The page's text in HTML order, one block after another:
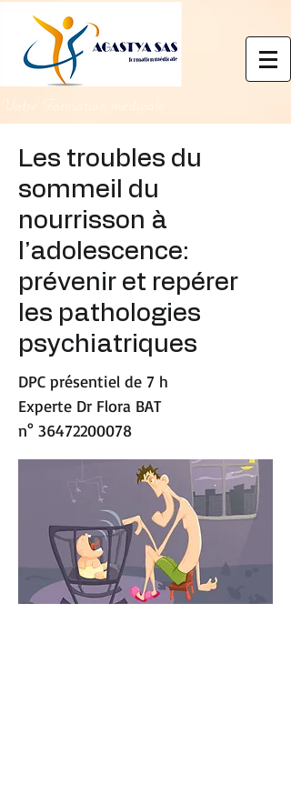
Votre Formation médicale
Les troubles du
sommeil du
nourrisson à
l’adolescence:
prévenir et repérer
les pathologies
psychiatriques
DPC présentiel de 7 h
Experte Dr Flora BAT
n° 36472200078